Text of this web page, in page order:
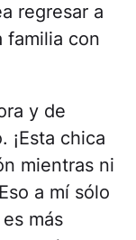
regresar a
familia con
y de
¡Esta chica
mientras ni
a mí sólo
más